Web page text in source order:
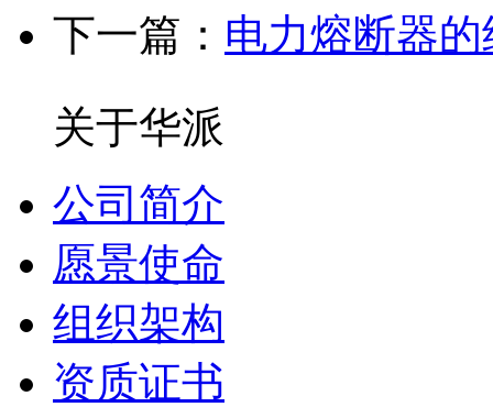
下一篇： 电力熔断器
关于华派
公司简介
愿景使命
组织架构
资质证书